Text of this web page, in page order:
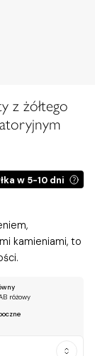
z żółtego
w 5-10 dni
kamieniami, to
różowy